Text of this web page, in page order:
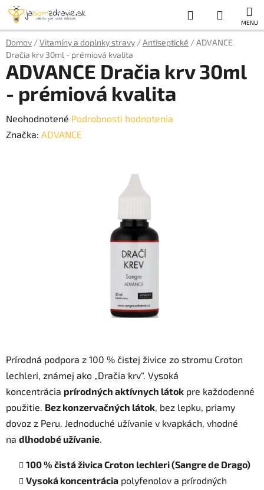
Prejsť
obsah
Hľadať
KOŠÍK
Domov /Vitamíny a doplnky stravy /Antiseptické /ADVANCE
Dračia krv 30ml - prémiová kvalita
Prírodná podpora z 100 % čistej živice zo stromu Croton
lechleri, známej ako „Dračia krv“. Vysoká
koncentrácia prírodných aktívnych látok pre každodenné
použitie. Bez konzervačných látok, bez lepku, priamy
dovoz z Peru. Jednoduché užívanie v kvapkách, vhodné
na dlhodobé užívanie.
100 % čistá živica Croton lechleri (Sangre de Drago)
Vysoká koncentrácia polyfenolov a prírodných
ADVANCE Dračia krv 30ml
- prémiová kvalita
Priemerné
hodnotenie
Neohodnotené Podrobnosti hodnotenia
Značka: ADVANCE